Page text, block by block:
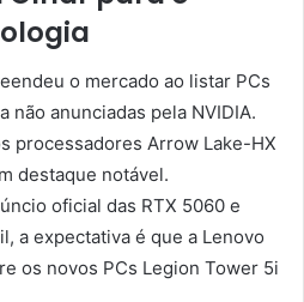
o mercado ao listar PCs
não anunciadas pela NVIDIA.
processadores Arrow Lake-HX
destaque notável.
oficial das RTX 5060 e
a expectativa é que a Lenovo
os novos PCs Legion Tower 5i